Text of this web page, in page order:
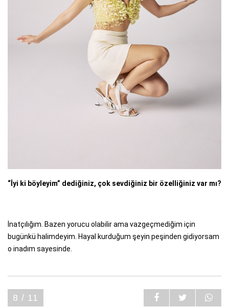
“İyi ki böyleyim” dediğiniz, çok sevdiğiniz bir özelliğiniz var mı?
İnatçılığım. Bazen yorucu olabilir ama vazgeçmediğim için
bugünkü halimdeyim. Hayal kurduğum şeyin peşinden gidiyorsam
o inadım sayesinde.
8 / 11